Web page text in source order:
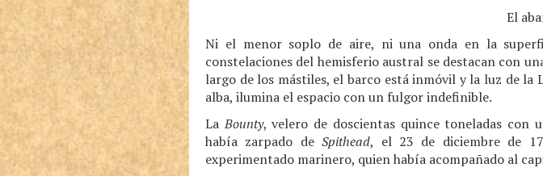
El
Ni el menor soplo de aire, ni una onda en la
constelaciones del hemisferio austral se destacan con
largo de los mástiles, el barco está inmóvil y la luz de la
alba, ilumina el espacio con un fulgor indefinible.
LaBounty, velero de doscientas quince toneladas con
había zarpado deSpithead, el 23 de diciembre de
experimentado marinero, quien había acompañado al